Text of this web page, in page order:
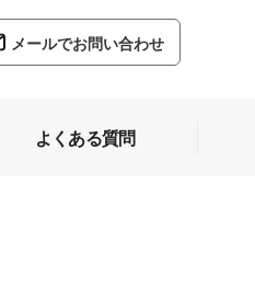
メールでお問い合わせ
よくある質問